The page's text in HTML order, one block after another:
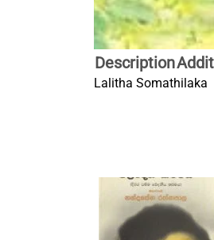
Description
Lalitha Somathilaka